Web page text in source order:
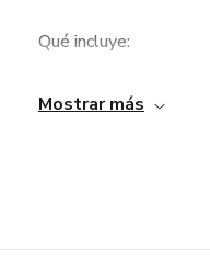
Qué incluye:
Guías para cada fase
Mostrar más